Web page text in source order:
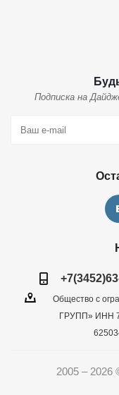
Подписка на
Общество с
ГРУПП» ИНН
2005 –